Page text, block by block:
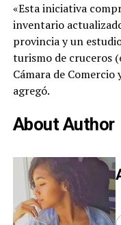
«Esta iniciativa
inventario
provincia y un
turismo de cruceros
Cámara de
agregó.
About Author